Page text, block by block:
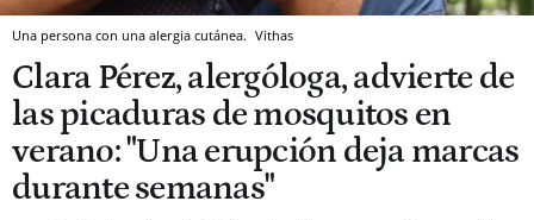
Una persona con una alergia cutánea. Vithas
Clara Pérez, alergóloga, advierte de
las picaduras de mosquitos en
verano: "Una erupción deja marcas
durante semanas"